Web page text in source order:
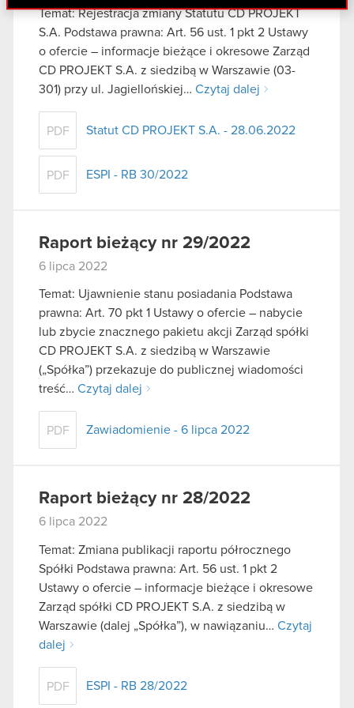
danymi otrzymanymi od Ciebie lub uzyskanymi
podczas korzystania z ich usług. Kontynuując
korzystanie z naszej witryny, zgadasz się na
używanie plików cookie.
Temat: Rejestracja zmiany Statutu CD PROJEKT
S.A. Podstawa prawna: Art. 56 ust. 1 pkt 2 Ustawy
o ofercie – informacje bieżące i okresowe Zarząd
CD PROJEKT S.A. z siedzibą w Warszawie (03-
301) przy ul. Jagiellońskiej… Czytaj dalej
PDF Statut CD PROJEKT S.A. - 28.06.2022
PDF ESPI - RB 30/2022
Raport bieżący nr 29/2022
6 lipca 2022
Temat: Ujawnienie stanu posiadania Podstawa
prawna: Art. 70 pkt 1 Ustawy o ofercie – nabycie
lub zbycie znacznego pakietu akcji Zarząd spółki
CD PROJEKT S.A. z siedzibą w Warszawie
(„Spółka”) przekazuje do publicznej wiadomości
treść… Czytaj dalej
PDF Zawiadomienie - 6 lipca 2022
Raport bieżący nr 28/2022
6 lipca 2022
Temat: Zmiana publikacji raportu półrocznego
Spółki Podstawa prawna: Art. 56 ust. 1 pkt 2
Ustawy o ofercie – informacje bieżące i okresowe
Zarząd spółki CD PROJEKT S.A. z siedzibą w
Warszawie (dalej „Spółka”), w nawiązaniu… Czytaj
dalej
PDF ESPI - RB 28/2022